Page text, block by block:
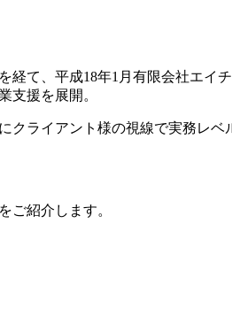
て、平成18年1月有限会社エ
支援を展開。
ライアント様の視線で実務レベ
ご紹介します。